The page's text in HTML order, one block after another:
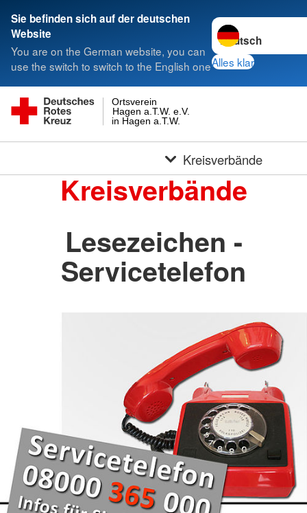
Sie befinden sich auf der deutschen
Website
You are on the German website, you can
use the switch to switch to the English one
Sprache wechseln
Alles klar
in Hagen a.T.W.
Hagen a.T.W. e.V.
Ortsverein
Kreisverbände
Kreisverbände
Lesezeichen -
Servicetelefon